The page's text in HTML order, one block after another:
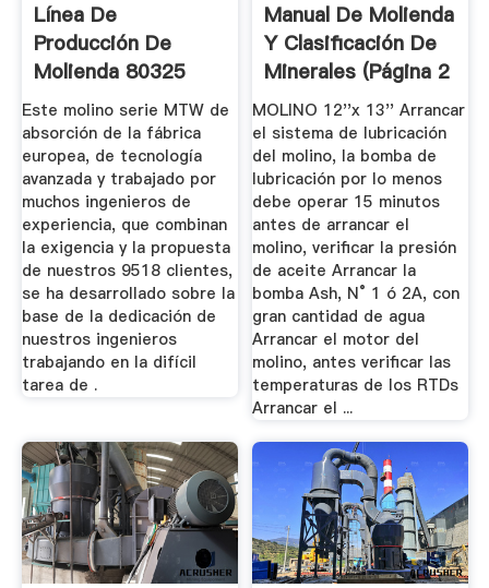
Línea De
Producción De
Molienda 80325
Mallas_LIMING ...
Este molino serie MTW de
absorción de la fábrica
europea, de tecnología
avanzada y trabajado por
muchos ingenieros de
experiencia, que combinan
la exigencia y la propuesta
de nuestros 9518 clientes,
se ha desarrollado sobre la
base de la dedicación de
nuestros ingenieros
trabajando en la difícil
tarea de .
Manual De Molienda
Y Clasificación De
Minerales (página 2
...
MOLINO 12''x 13'' Arrancar
el sistema de lubricación
del molino, la bomba de
lubricación por lo menos
debe operar 15 minutos
antes de arrancar el
molino, verificar la presión
de aceite Arrancar la
bomba Ash, N° 1 ó 2A, con
gran cantidad de agua
Arrancar el motor del
molino, antes verificar las
temperaturas de los RTDs
Arrancar el ...